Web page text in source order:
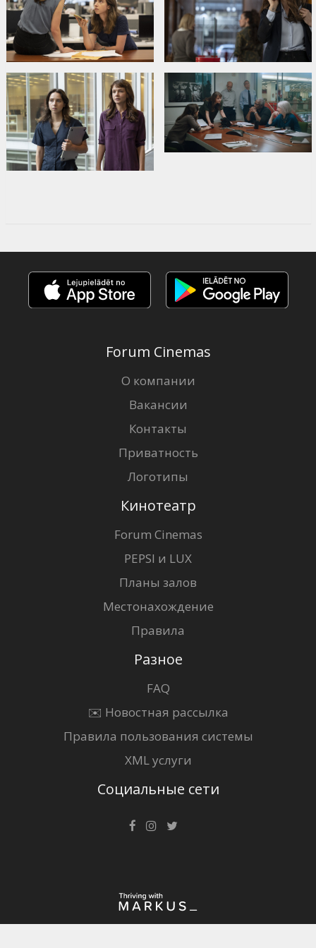
Forum Cinemas
О компании
Вакансии
Контакты
Приватность
Логотипы
Кинотеатр
Forum Cinemas
PEPSI и LUX
Планы залов
Местонахождение
Правила
Разное
FAQ
✉️ Новостная рассылка
Правила пользования системы
XML услуги
Социальные сети